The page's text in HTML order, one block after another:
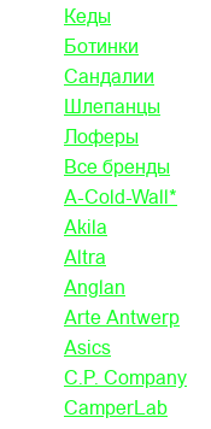
Кеды
Ботинки
Сандалии
Шлепанцы
Лоферы
Все бренды
A-Cold-Wall*
Akila
Altra
Anglan
Arte Antwerp
Asics
C.P. Company
CamperLab